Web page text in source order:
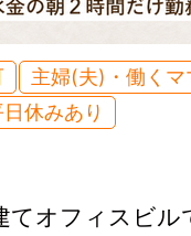
主婦(夫)・働くマ
休みあり
てオフィスビル